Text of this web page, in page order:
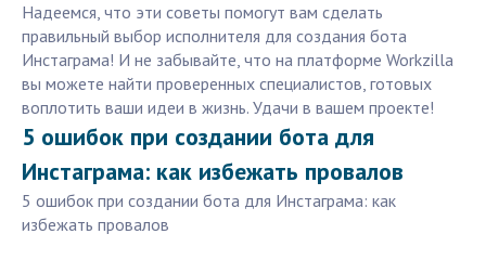
Надеемся, что эти советы помогут вам сделать
правильный выбор исполнителя для создания бота
Инстаграма! И не забывайте, что на платформе Workzilla
вы можете найти проверенных специалистов, готовых
воплотить ваши идеи в жизнь. Удачи в вашем проекте!
5 ошибок при создании бота для
Инстаграма: как избежать провалов
5 ошибок при создании бота для Инстаграма: как
избежать провалов